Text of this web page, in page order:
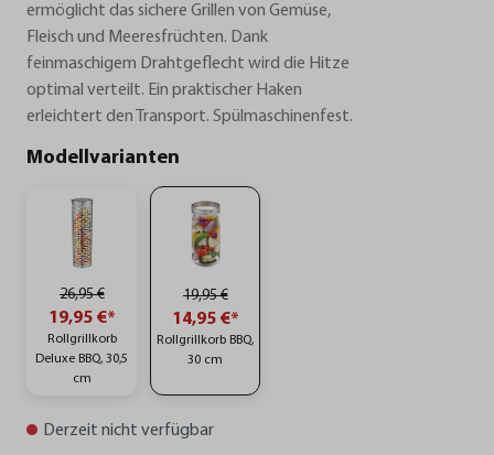
ermöglicht das sichere Grillen von Gemüse,
Fleisch und Meeresfrüchten. Dank
feinmaschigem Drahtgeflecht wird die Hitze
optimal verteilt. Ein praktischer Haken
erleichtert den Transport. Spülmaschinenfest.
Modellvarianten
26,95 €
19,95 €*
Rollgrillkorb
Deluxe BBQ, 30,5
cm
19,95 €
14,95 €*
Rollgrillkorb BBQ,
30 cm
Derzeit nicht verfügbar